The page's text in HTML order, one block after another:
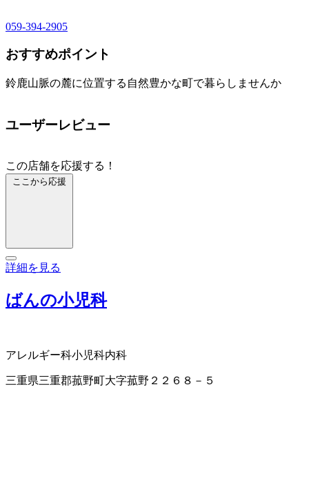
059-394-2905
おすすめポイント
鈴鹿山脈の麓に位置する自然豊かな町で暮らしませんか
ユーザーレビュー
この店舗を応援する！
ここから応援
詳細を見る
ばんの小児科
アレルギー科小児科内科
三重県三重郡菰野町大字菰野２２６８－５